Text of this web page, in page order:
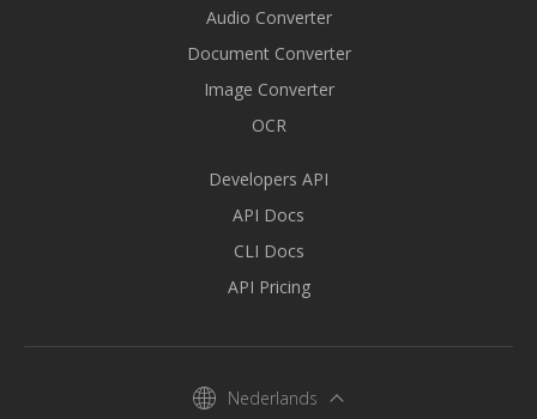
Audio Converter
Document Converter
Image Converter
OCR
Developers API
API Docs
CLI Docs
API Pricing
Nederlands